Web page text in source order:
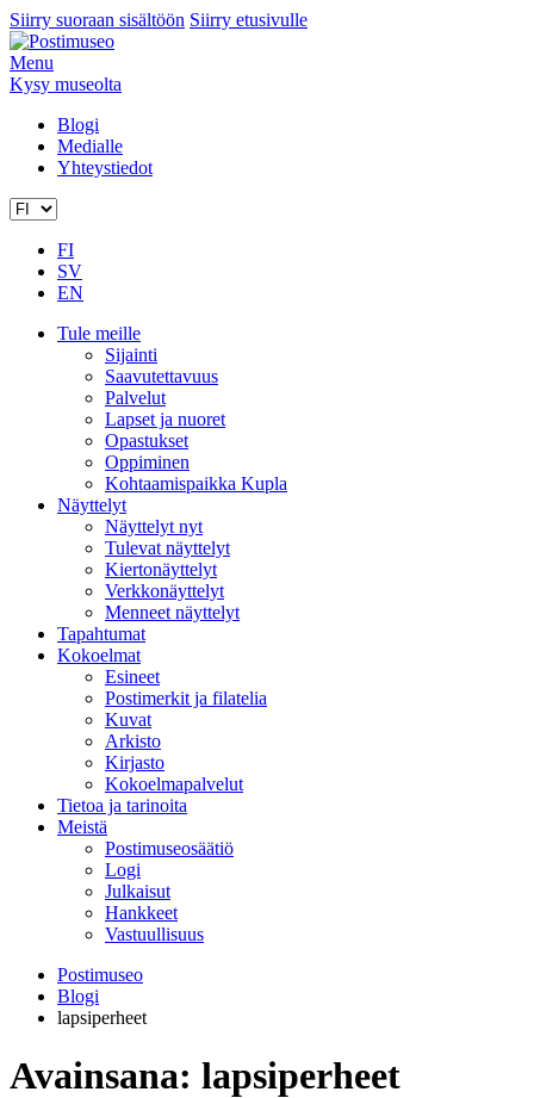
Siirry suoraan sisältöön Siirry etusivulle
Menu
Kysy museolta
Blogi
Medialle
Yhteystiedot
FI
SV
EN
Tule meille
Sijainti
Saavutettavuus
Palvelut
Lapset ja nuoret
Opastukset
Oppiminen
Kohtaamispaikka Kupla
Näyttelyt
Näyttelyt nyt
Tulevat näyttelyt
Kiertonäyttelyt
Verkkonäyttelyt
Menneet näyttelyt
Tapahtumat
Kokoelmat
Esineet
Postimerkit ja filatelia
Kuvat
Arkisto
Kirjasto
Kokoelmapalvelut
Tietoa ja tarinoita
Meistä
Postimuseosäätiö
Logi
Julkaisut
Hankkeet
Vastuullisuus
Postimuseo
Blogi
lapsiperheet
Avainsana: lapsiperheet